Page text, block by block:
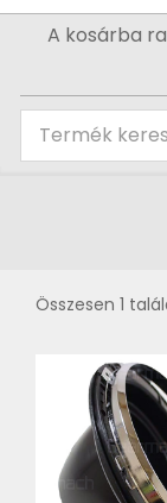
PrimaryA kosárba
Összesen 1